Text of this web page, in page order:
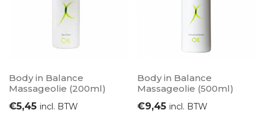
Body in Balance
Massageolie (200ml)
€5,45 incl. BTW
Body in Balance
Massageolie (500ml)
€9,45 incl. BTW